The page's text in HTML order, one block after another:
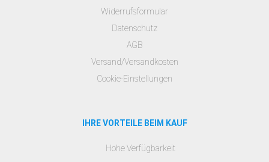
Widerrufsformular
Datenschutz
AGB
Versand/Versandkosten
Cookie-Einstellungen
IHRE VORTEILE BEIM KAUF
Hohe Verfügbarkeit